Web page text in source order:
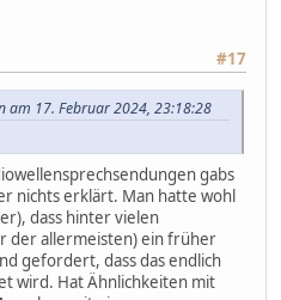
#17
am 17. Februar 2024, 23:18:28
gabs
nichts erklärt. Man hatte wohl
dass hinter vielen
der allermeisten) ein früher
gefordert, dass das endlich
wird. Hat Ähnlichkeiten mit